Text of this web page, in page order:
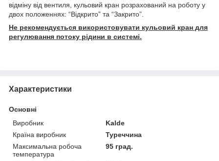
відміну від вентиля, кульовий кран розрахований на роботу у
двох положеннях: “Відкрито” та “Закрито”.
Не рекомендується використовувати кульовий кран для
регулювання потоку рідини в системі.
Характеристики
Основні
Виробник
Kalde
Країна виробник
Туреччина
Максимальна робоча
температура
95 град.